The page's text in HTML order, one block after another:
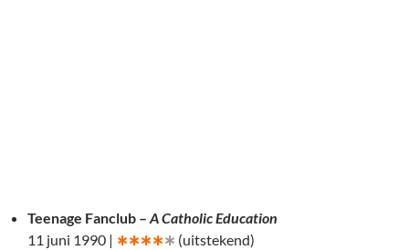
Teenage Fanclub – A Catholic Education
11 juni 1990 | ∗∗∗∗∗ (uitstekend)